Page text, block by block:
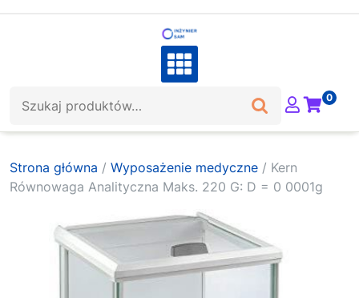
0
Strona główna / Wyposażenie medyczne / Kern
Równowaga Analityczna Maks. 220 G: D = 0 0001g